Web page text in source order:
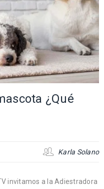
¿Qué
Karla Solano
invitamos a la Adiestradora